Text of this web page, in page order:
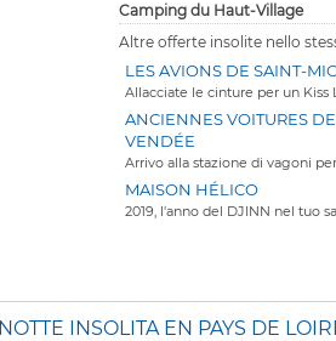
Camping du Haut-Village
Altre offerte insolite nello
LES AVIONS DE SAINT-
Allacciate le cinture per un Kiss
ANCIENNES VOITURES
VENDÉE
Arrivo alla stazione di vagoni
MAISON HÉLICO
2019, l'anno del DJINN nel tuo
NOTTE INSOLITA EN PAYS DE